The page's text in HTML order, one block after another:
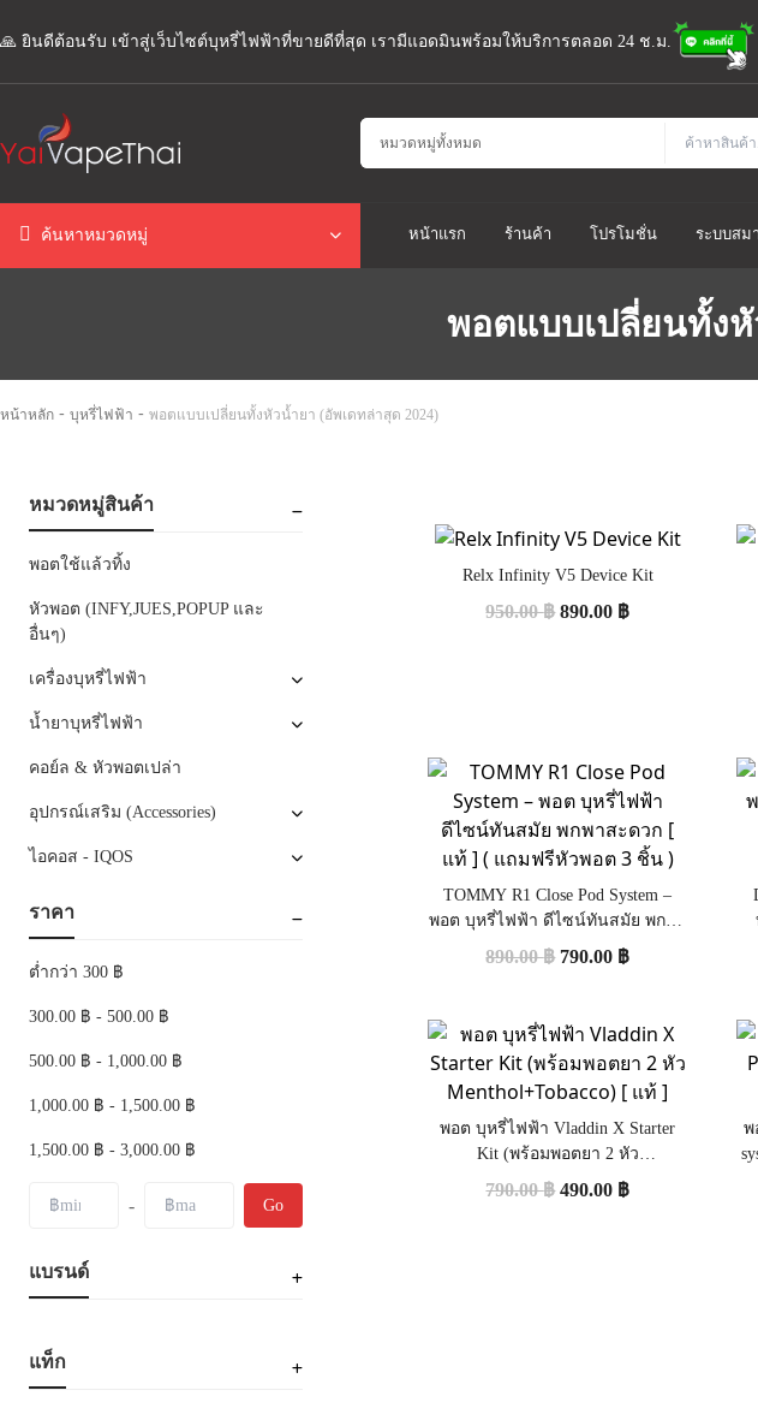
🙏 ยินดีต้อนรับ เข้าสู่เว็บไซต์บุหรี่ไฟฟ้าที่ขายดีที่สุด เรามีแอดมินพร้อมให้บริการตลอด 24 ช.ม.
ค้นหาหมวดหมู่ หน้าแรก ร้านค้า โปรโมชั่น ระบบสม
พอตแบบเปลี่ยนทั้งหั
หน้าหลัก - บุหรี่ไฟฟ้า - พอตแบบเปลี่ยนทั้งหัวน้ำยา (อัพเดทล่าสุด 2024)
หมวดหมู่สินค้า
พอตใช้แล้วทิ้ง
หัวพอต (INFY,JUES,POPUP และ
อื่นๆ)
เครื่องบุหรี่ไฟฟ้า
น้ำยาบุหรี่ไฟฟ้า
คอย์ล & หัวพอตเปล่า
อุปกรณ์เสริม (Accessories)
ไอคอส - IQOS
ราคา
ต่ำกว่า 300 ฿
300.00 ฿ - 500.00 ฿
500.00 ฿ - 1,000.00 ฿
1,000.00 ฿ - 1,500.00 ฿
1,500.00 ฿ - 3,000.00 ฿
- Go
แบรนด์
แท็ก
Relx Infinity V5 Device Kit
950.00฿ 890.00 ฿
TOMMY R1 Close Pod System –
พอต บุหรี่ไฟฟ้า ดีไซน์ทันสมัย พกพา
สะดวก [ แท้ ] ( แถมฟรีหัวพอต 3
890.00฿ 790.00 ฿
พอต บุหรี่ไฟฟ้า Vladdin X Starter
Kit (พร้อมพอตยา 2 หัว
Menthol+Tobacco) [ แท้ ]
790.00฿ 490.00 ฿
พ